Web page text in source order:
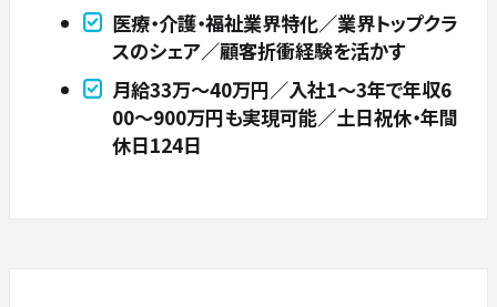
医療・介護・福祉業界特化／業界トップクラ
スのシェア／顧客折衝経験を活かす
月給33万〜40万円／入社1〜3年で年収6
00〜900万円も実現可能／土日祝休・年間
休日124日